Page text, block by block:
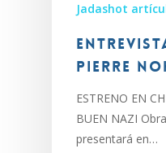
Jadashot
Pierre
ESTRENO EN
BUEN NAZI
presentará en…